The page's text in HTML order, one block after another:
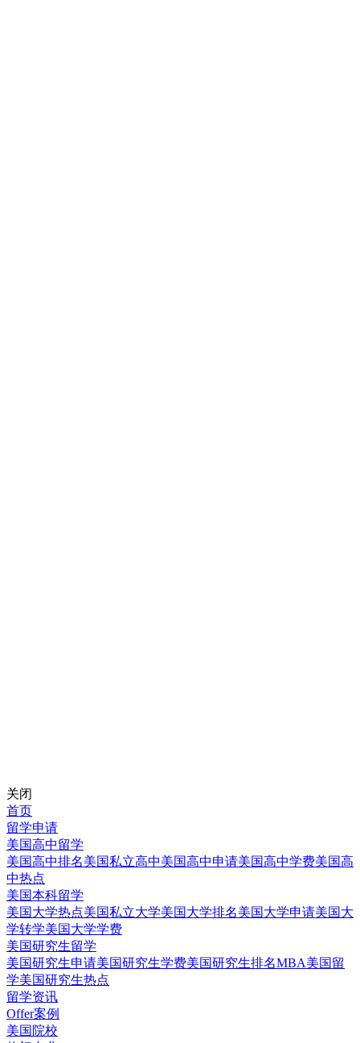
关闭
首页
留学申请
美国高中留学
美国高中排名美国私立高中美国高中申请美国高中学费美国高
中热点
美国本科留学
美国大学热点美国私立大学美国大学排名美国大学申请美国大
学转学美国大学学费
美国研究生留学
美国研究生申请美国研究生学费美国研究生排名MBA美国留
学美国研究生热点
留学资讯
Offer案例
美国院校